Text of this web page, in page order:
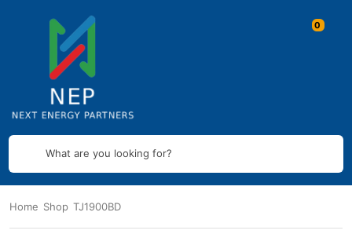
What are you looking for?
Home Shop TJ1900BD